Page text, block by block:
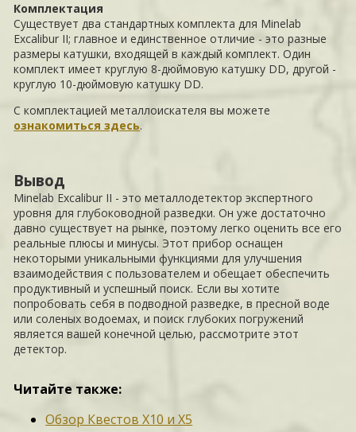
Комплектация
Существует два стандартных комплекта для Minelab
Excalibur II; главное и единственное отличие - это разные
размеры катушки, входящей в каждый комплект. Один
комплект имеет круглую 8-дюймовую катушку DD, другой -
круглую 10-дюймовую катушку DD.
С комплектацией металлоискателя вы можете
ознакомиться здесь.
Вывод
Minelab Excalibur II - это металлодетектор экспертного
уровня для глубоководной разведки. Он уже достаточно
давно существует на рынке, поэтому легко оценить все его
реальные плюсы и минусы. Этот прибор оснащен
некоторыми уникальными функциями для улучшения
взаимодействия с пользователем и обещает обеспечить
продуктивный и успешный поиск. Если вы хотите
попробовать себя в подводной разведке, в пресной воде
или соленых водоемах, и поиск глубоких погружений
является вашей конечной целью, рассмотрите этот
детектор.
Читайте также:
Обзор Квестов X10 и X5